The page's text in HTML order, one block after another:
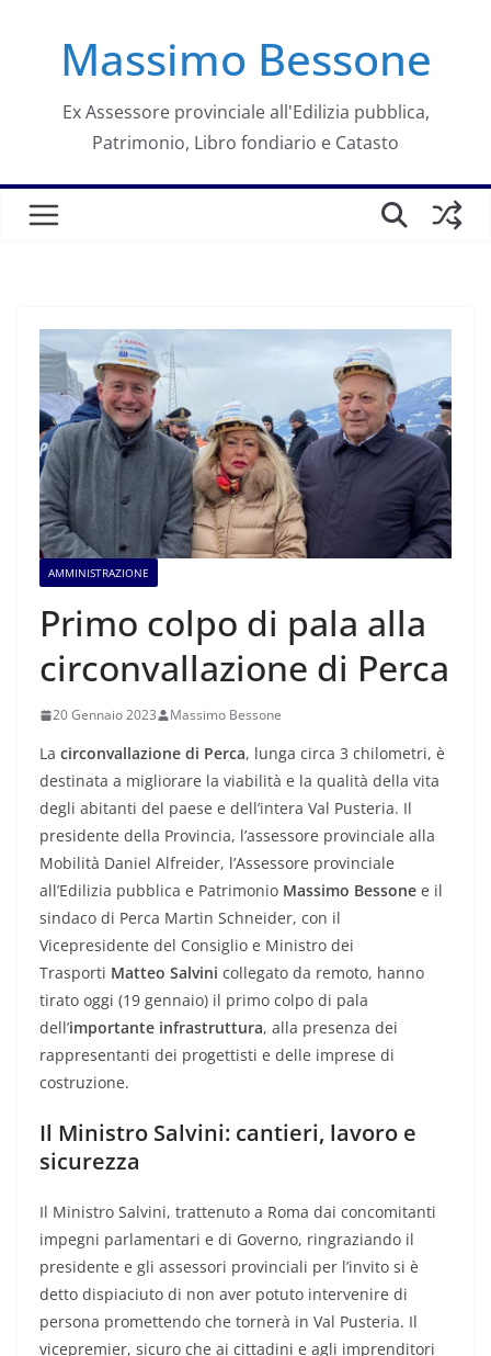
contenutoMassimo Bessone
Ex Assessore provinciale all'Edilizia pubblica,
Patrimonio, Libro fondiario e Catasto
AMMINISTRAZIONE
Primo colpo di pala alla
circonvallazione di Perca
20 Gennaio 2023 Massimo Bessone
La circonvallazione di Perca, lunga circa 3 chilometri, è
destinata a migliorare la viabilità e la qualità della vita
degli abitanti del paese e dell’intera Val Pusteria. Il
presidente della Provincia, l’assessore provinciale alla
Mobilità Daniel Alfreider, l’Assessore provinciale
all’Edilizia pubblica e Patrimonio Massimo Bessone e il
sindaco di Perca Martin Schneider, con il
Vicepresidente del Consiglio e Ministro dei
Trasporti Matteo Salvini collegato da remoto, hanno
tirato oggi (19 gennaio) il primo colpo di pala
dell’importante infrastruttura, alla presenza dei
rappresentanti dei progettisti e delle imprese di
costruzione.
Il Ministro Salvini: cantieri, lavoro e
sicurezza
Il Ministro Salvini, trattenuto a Roma dai concomitanti
impegni parlamentari e di Governo, ringraziando il
presidente e gli assessori provinciali per l’invito si è
detto dispiaciuto di non aver potuto intervenire di
persona promettendo che tornerà in Val Pusteria. Il
vicepremier, sicuro che ai cittadini e agli imprenditori